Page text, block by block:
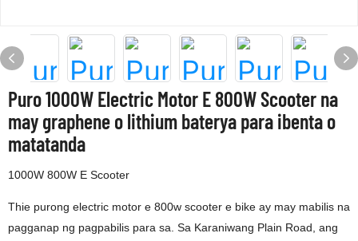
Puro 1000W Electric Motor E 800W Scooter na
may graphene o lithium baterya para ibenta o
matatanda
1000W 800W E Scooter
Thie purong electric motor e 800w scooter e bike ay may mabilis na
pagganap ng pagpabilis para sa. Sa Karaniwang Plain Road, ang